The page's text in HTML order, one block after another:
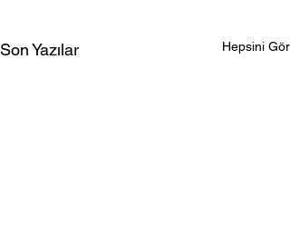
Son Yazılar Hepsini Gör